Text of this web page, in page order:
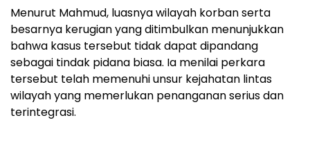
Menurut Mahmud, luasnya wilayah korban serta
besarnya kerugian yang ditimbulkan menunjukkan
bahwa kasus tersebut tidak dapat dipandang
sebagai tindak pidana biasa. Ia menilai perkara
tersebut telah memenuhi unsur kejahatan lintas
wilayah yang memerlukan penanganan serius dan
terintegrasi.